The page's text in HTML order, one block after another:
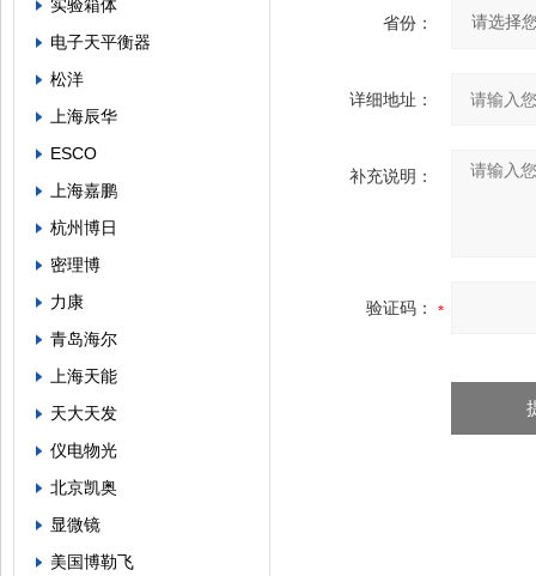
实验箱体
电子天平衡器
松洋
上海辰华
ESCO
上海嘉鹏
杭州博日
密理博
力康
青岛海尔
上海天能
天大天发
仪电物光
北京凯奥
显微镜
美国博勒飞
省份：
详细地址：
补充说明：
验证码：